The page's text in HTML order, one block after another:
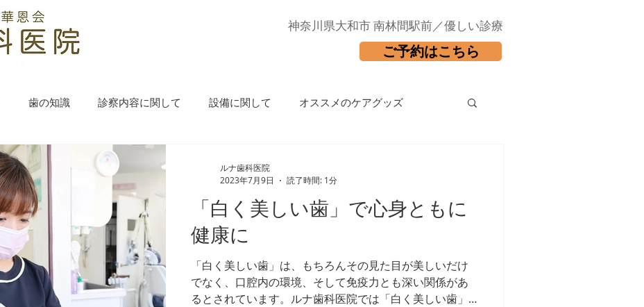
​神奈川県大和市 南林間駅前／優しい診療
ご予約はこちら
歯の知識 診察内容に関して 設備に関して オススメのケアグッズ
「白く美しい歯」で心身ともに
健康に
「白く美しい歯」は、もちろんその見た目が美しいだけ
でなく、口腔内の環境、そして免疫力とも深い関係があ
るとされています。ルナ歯科医院では「白く美しい歯」
ルナ歯科医院
2023年7月9日
読了時間: 1分